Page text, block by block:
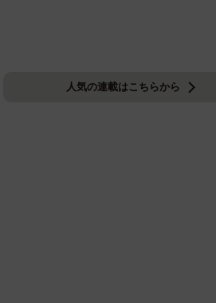
人気の連載はこちらから